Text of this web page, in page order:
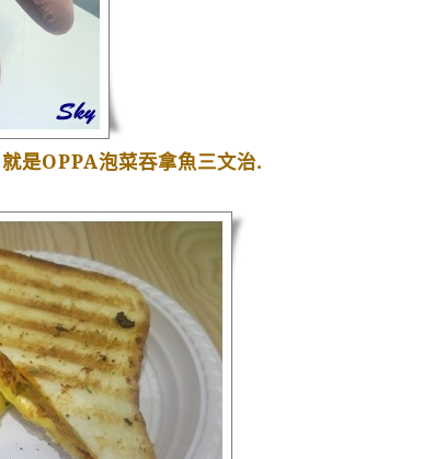
就是OPPA泡菜吞拿魚三文治.